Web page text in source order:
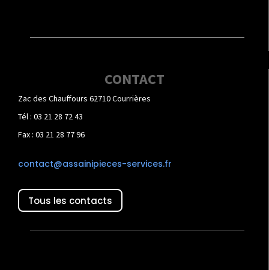
CONTACT
Zac des Chauffours 62710 Courrières
Tél : 03 21 28 72 43
Fax : 03 21 28 77 96
contact@assainipieces-services.fr
Tous les contacts